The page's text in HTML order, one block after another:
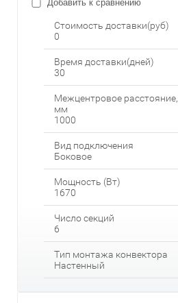
Добавить к сравнению
Стоимость доставки(руб)
0
Время доставки(дней)
30
Межцентровое расстояние,
мм
1000
Вид подключения
Боковое
Мощность (Вт)
1670
Число секций
6
Тип монтажа конвектора
Настенный